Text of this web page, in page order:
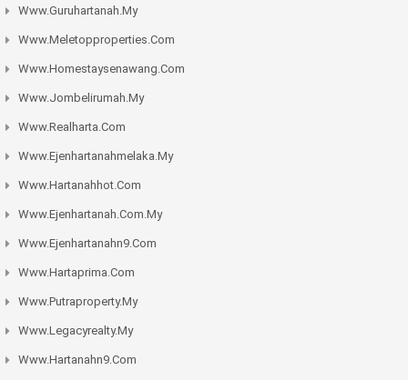
Www.guruhartanah.my
Www.meletopproperties.com
Www.homestaysenawang.com
Www.jombelirumah.my
Www.realharta.com
Www.ejenhartanahmelaka.my
Www.hartanahhot.com
Www.ejenhartanah.com.my
Www.ejenhartanahn9.com
Www.hartaprima.com
Www.putraproperty.my
Www.legacyrealty.my
Www.hartanahn9.com